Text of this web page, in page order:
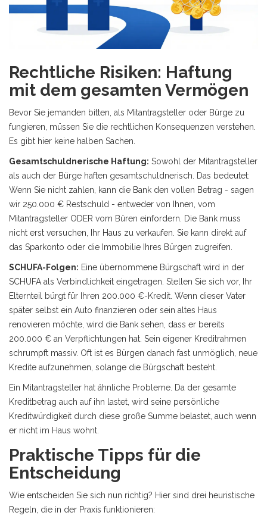
Rechtliche Risiken: Haftung
mit dem gesamten Vermögen
Bevor Sie jemanden bitten, als Mitantragsteller oder Bürge zu
fungieren, müssen Sie die rechtlichen Konsequenzen verstehen.
Es gibt hier keine halben Sachen.
Gesamtschuldnerische Haftung: Sowohl der Mitantragsteller
als auch der Bürge haften gesamtschuldnerisch. Das bedeutet:
Wenn Sie nicht zahlen, kann die Bank den vollen Betrag - sagen
wir 250.000 € Restschuld - entweder von Ihnen, vom
Mitantragsteller ODER vom Büren einfordern. Die Bank muss
nicht erst versuchen, Ihr Haus zu verkaufen. Sie kann direkt auf
das Sparkonto oder die Immobilie Ihres Bürgen zugreifen.
SCHUFA-Folgen: Eine übernommene Bürgschaft wird in der
SCHUFA als Verbindlichkeit eingetragen. Stellen Sie sich vor, Ihr
Elternteil bürgt für Ihren 200.000 €-Kredit. Wenn dieser Vater
später selbst ein Auto finanzieren oder sein altes Haus
renovieren möchte, wird die Bank sehen, dass er bereits
200.000 € an Verpflichtungen hat. Sein eigener Kreditrahmen
schrumpft massiv. Oft ist es Bürgen danach fast unmöglich, neue
Kredite aufzunehmen, solange die Bürgschaft besteht.
Ein Mitantragsteller hat ähnliche Probleme. Da der gesamte
Kreditbetrag auch auf ihn lastet, wird seine persönliche
Kreditwürdigkeit durch diese große Summe belastet, auch wenn
er nicht im Haus wohnt.
Praktische Tipps für die
Entscheidung
Wie entscheiden Sie sich nun richtig? Hier sind drei heuristische
Regeln, die in der Praxis funktionieren: